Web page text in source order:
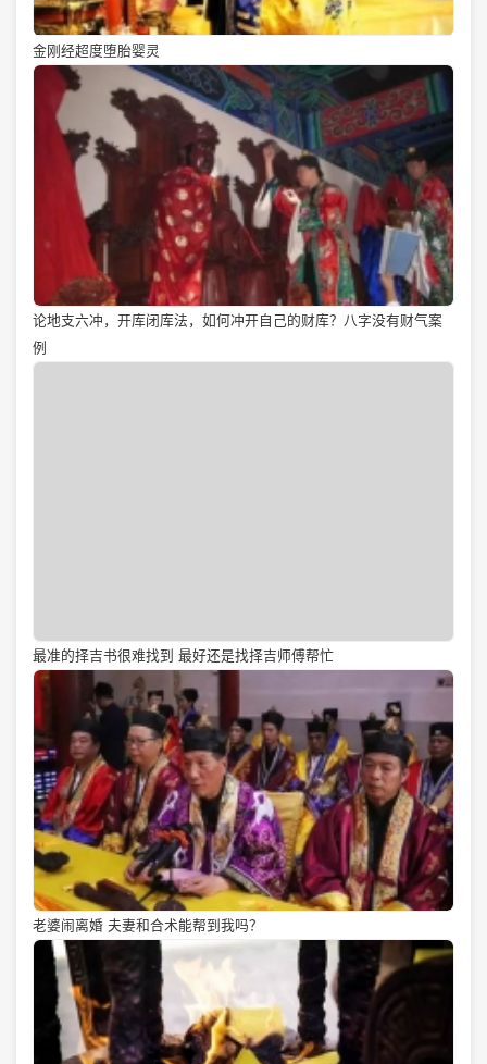
金刚经超度堕胎婴灵
论地支六冲，开库闭库法，如何冲开自己的财库？八字没有财气案
例
最准的择吉书很难找到 最好还是找择吉师傅帮忙
老婆闹离婚 夫妻和合术能帮到我吗？